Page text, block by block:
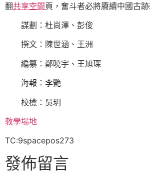
翻共享空間頁，奮斗者必將賡續中國古跡
謀劃：杜尚澤、彭俊
撰文：陳世涵、王洲
編纂：鄭曉宇、王旭琛
海報：李艷
校檢：吳玥
教學場地
TC:9spacepos273
發佈留言